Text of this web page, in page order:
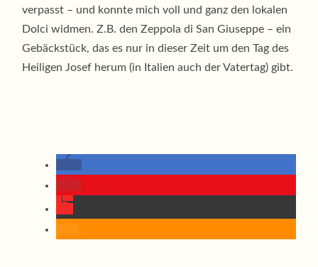
verpasst – und konnte mich voll und ganz den lokalen
Dolci widmen. Z.B. den Zeppola di San Giuseppe – ein
Gebäckstück, das es nur in dieser Zeit um den Tag des
Heiligen Josef herum (in Italien auch der Vatertag) gibt.